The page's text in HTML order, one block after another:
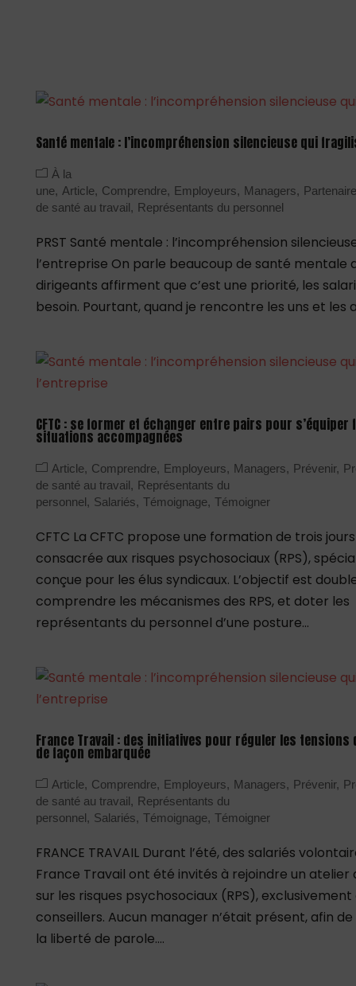
Santé mentale : l’incompréhension silencieuse qui
À la
une
Article Comprendre Employeurs Managers
de santé au travail
Représentants du personnel
PRST Santé mentale : l’incompréhension
l’entreprise On parle beaucoup de santé mentale
dirigeants affirment que c’est une priorité, les
besoin. Pourtant, quand je rencontre les uns et les
CFTC : se former et échanger entre pairs pour s’équiper
situations accompagnées
Article Comprendre Employeurs Managers Prévenir
de santé au travail
Représentants du
personnel
Salariés Témoignage Témoigner
CFTC La CFTC propose une formation de trois jours
consacrée aux risques psychosociaux (RPS),
conçue pour les élus syndicaux. L’objectif est
comprendre les mécanismes des RPS, et doter les
représentants du personnel d’une posture...
France Travail : des initiatives pour réguler les tensions
de façon embarquée
Article Comprendre Employeurs Managers Prévenir
de santé au travail
Représentants du
personnel
Salariés Témoignage Témoigner
FRANCE TRAVAIL Durant l’été, des salariés
France Travail ont été invités à rejoindre un atelier
sur les risques psychosociaux (RPS), exclusivement
conseillers. Aucun manager n’était présent, afin
la liberté de parole....